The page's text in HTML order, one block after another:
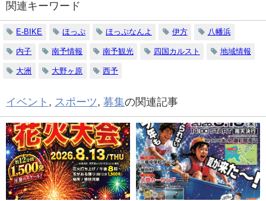
関連キーワード
E-BIKE ほっぷ ほっぷなんよ 伊方 八幡浜
内子 南予情報 南予観光 四国カルスト 地域情報
大洲 大野ヶ原 西予
イベント , スポーツ, 募集の関連記事